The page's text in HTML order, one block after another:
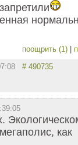
поощрить (1)
# 490735
как